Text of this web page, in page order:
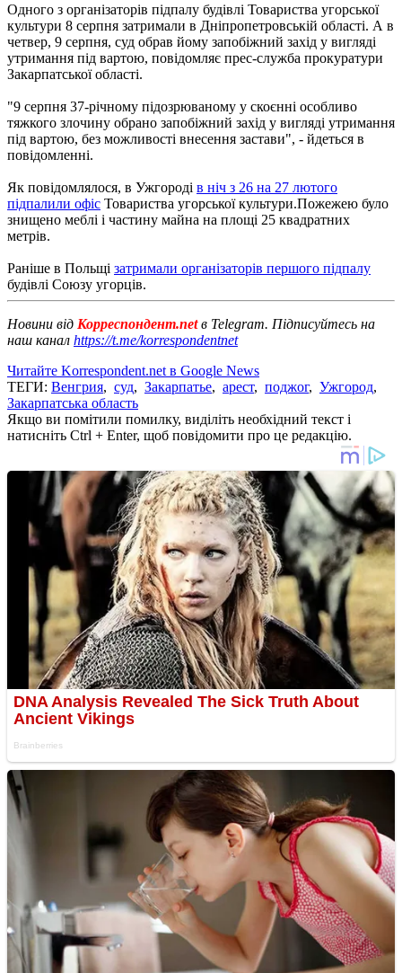
Одного з організаторів підпалу будівлі Товариства угорської
культури 8 серпня затримали в Дніпропетровській області. А в
четвер, 9 серпня, суд обрав йому запобіжний захід у вигляді
утримання під вартою, повідомляє прес-служба прокуратури
Закарпатської області.
"9 серпня 37-річному підозрюваному у скоєнні особливо
тяжкого злочину обрано запобіжний захід у вигляді утримання
під вартою, без можливості внесення застави", - йдеться в
повідомленні.
Як повідомлялося, в Ужгороді в ніч з 26 на 27 лютого
підпалили офіс Товариства угорської культури.Пожежею було
знищено меблі і частину майна на площі 25 квадратних
метрів.
Раніше в Польщі затримали організаторів першого підпалу
будівлі Союзу угорців.
Новини від Корреспондент.netв Telegram. Підписуйтесь на
наш канал https://t.me/korrespondentnet
Читайте Korrespondent.net в Google News
ТЕГИ: Венгрия, суд, Закарпатье, арест, поджог, Ужгород,
Закарпатська область
Якщо ви помітили помилку, виділіть необхідний текст і
натисніть Ctrl + Enter, щоб повідомити про це редакцію.